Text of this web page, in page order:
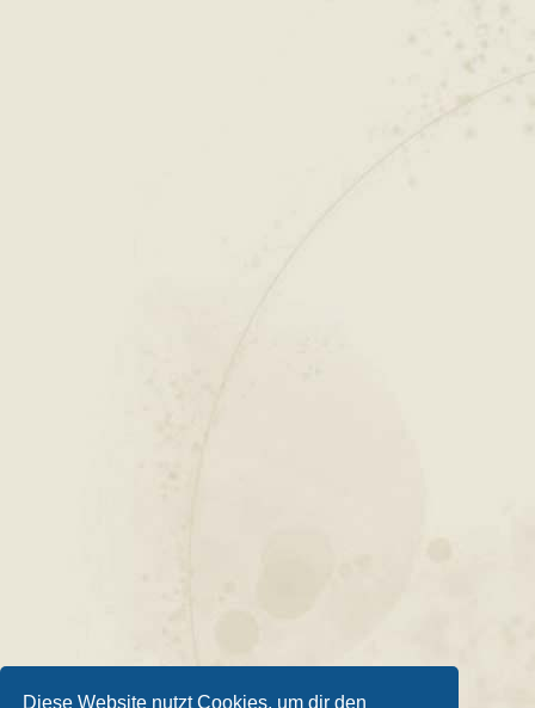
Diese Website nutzt Cookies, um dir den